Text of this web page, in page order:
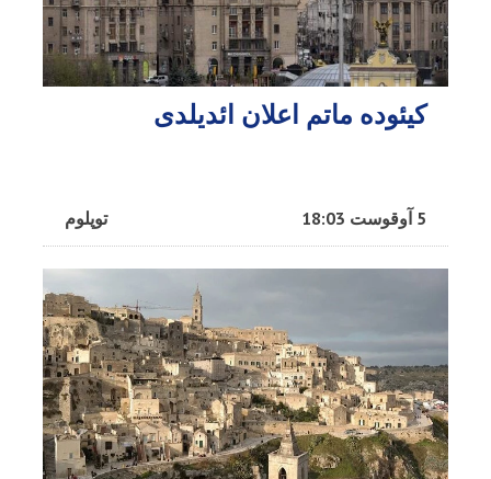
کیئوده ماتم اعلان ائدیلدی
توپلوم 5 آوقوست 18:03